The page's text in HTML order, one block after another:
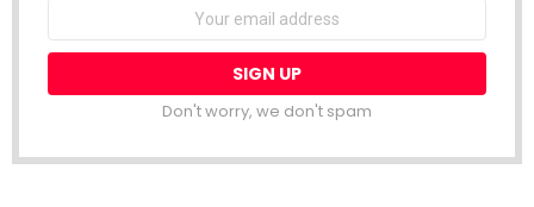
Don't worry, we don't spam